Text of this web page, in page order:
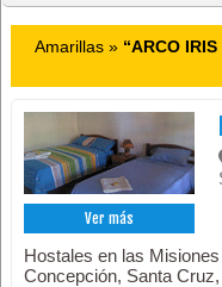
Amarillas » “ARCO
Ver más
Hostales en las
Concepción, Santa